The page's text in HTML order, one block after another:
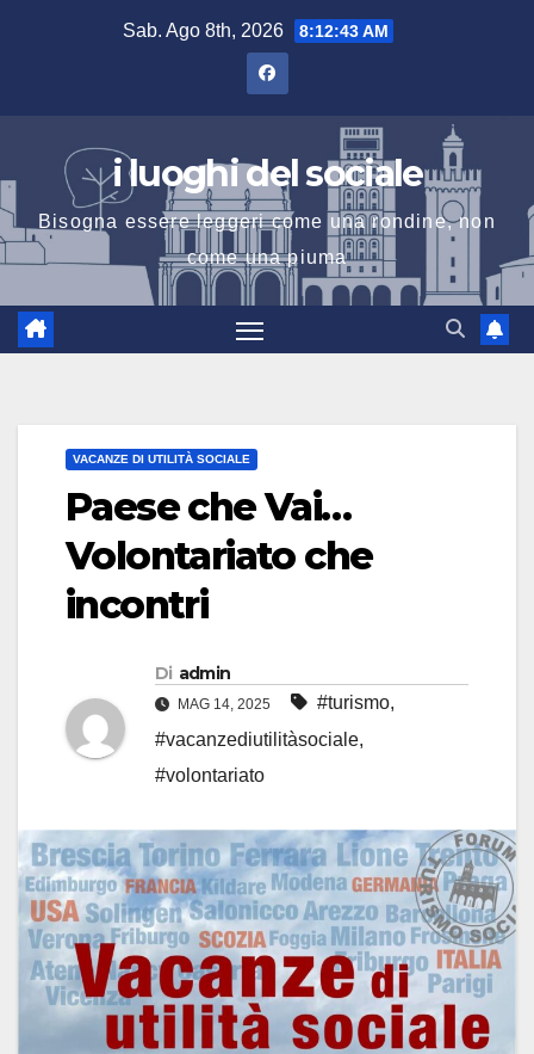
Sab. Ago 8th, 2026 8:12:45 AM
i luoghi del sociale
Bisogna essere leggeri come una rondine, non
come una piuma
VACANZE DI UTILITÀ SOCIALE
Paese che Vai…
Volontariato che
incontri
Di admin
MAG 14, 2025 #turismo,
#vacanzediutilitàsociale,
#volontariato